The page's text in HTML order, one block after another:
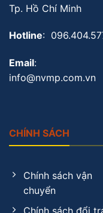
Tp. Hồ Chí Minh
Hotline:
Email:
info@nvmp.com.vn
CHÍNH SÁCH
Chính sách vận
chuyển